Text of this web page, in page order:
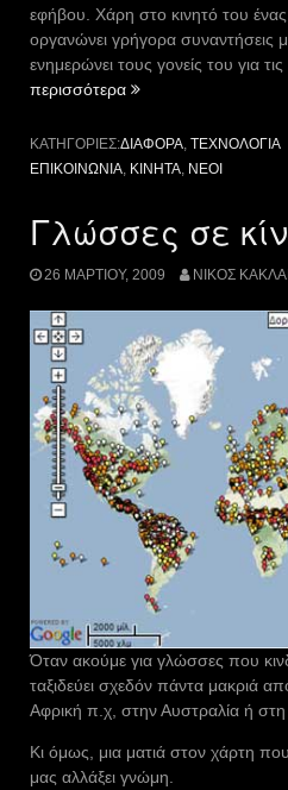
εφήβου. Χάρη στο κινητό του
οργανώνει γρήγορα συναντήσεις
ενημερώνει τους γονείς του για τις
περισσότερα “Έφηβοι
κινητή
τηλεφωνία:
και
βουλιμία”
ΚΑΤΗΓΟΡΊΕΣ:ΔΙΆΦΟΡΑ ΤΕΧΝΟΛΟΓΊΑ
ΕΠΙΚΟΙΝΩΝΊΑ ΚΙΝΗΤΆ ΝΈΟΙ
Γλώσσες σε
26 ΜΑΡΤΊΟΥ, 2009 ΝΊΚΟΣ
Όταν ακούμε για γλώσσες που
ταξιδεύει σχεδόν πάντα μακριά
Αφρική π.χ, στην Αυστραλία ή στη
Κι όμως, μια ματιά στον χάρτη
μας αλλάξει γνώμη.